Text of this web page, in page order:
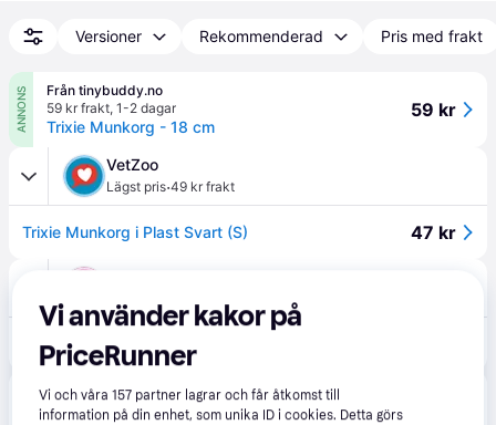
Versioner Rekommenderad Pris med frakt
ANNONS
Från tinybuddy.no
59 kr frakt, 1-2 dagar
Trixie Munkorg - 18 cm
59 kr
VetZoo
Lägst pris·49 kr frakt
Trixie Munkorg i Plast Svart (S) 47 kr
Trixie Munkorg - 18 cm
Gaston
59 kr frakt,1-3 dagar
Vi använder kakor på
PriceRunner
Vi och våra157 partner lagrar och får åtkomst till
information på din enhet, som unika ID i cookies. Detta görs